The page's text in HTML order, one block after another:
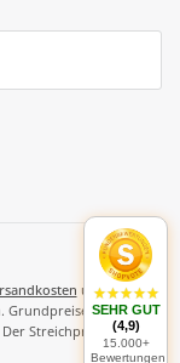
und ggf.
Grundpreise und Preise
Streichpreis ist der
SEHR GUT
(4,9)
15.000+
Bewertungen